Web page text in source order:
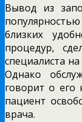
Вывод из
близких
процедур,
специалиста
Однако
говорит о его
пациент
врача.